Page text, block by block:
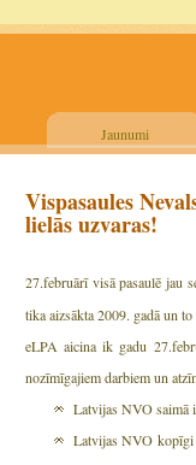
Jaunumi
Vispasaules
lielās uzvaras!
27.februārī visā pasaulē jau
tika aizsākta 2009. gadā un
eLPA aicina ik gadu
nozīmīgajiem darbiem un
Latvijas NVO saimā
Latvijas NVO kopīgi